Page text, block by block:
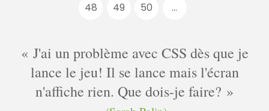
48
49 50 ...
J'ai un problème avec CSS dès que je
lance le jeu! Il se lance mais l'écran
n'affiche rien. Que dois-je faire?